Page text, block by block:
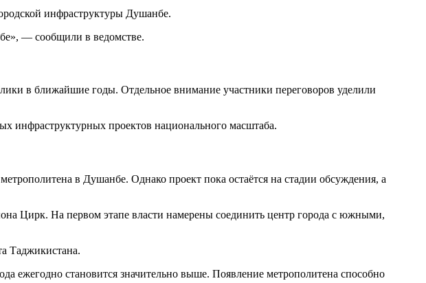
инфраструктуры Душанбе.
— сообщили в ведомстве.
в ближайшие годы. Отдельное внимание участники переговоров уделили
инфраструктурных проектов национального масштаба.
в Душанбе. Однако проект пока остаётся на стадии обсуждения, а
Цирк. На первом этапе власти намерены соединить центр города с южными,
Таджикистана.
ежегодно становится значительно выше. Появление метрополитена способно